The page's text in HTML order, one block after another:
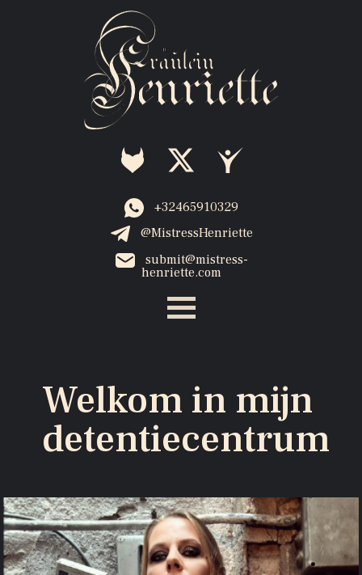
+32465910329
@MistressHenriette
submit@mistress-
henriette.com
Welkom in mijn
detentiecentrum